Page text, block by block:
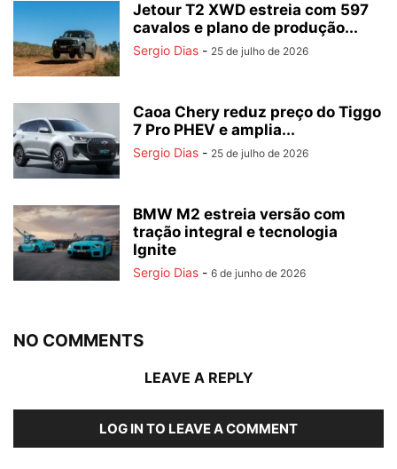
Jetour T2 XWD estreia com 597
cavalos e plano de produção...
Sergio Dias - 25 de julho de 2026
Caoa Chery reduz preço do Tiggo
7 Pro PHEV e amplia...
Sergio Dias - 25 de julho de 2026
BMW M2 estreia versão com
tração integral e tecnologia
Ignite
Sergio Dias - 6 de junho de 2026
NO COMMENTS
LEAVE A REPLY
LOG IN TO LEAVE A COMMENT